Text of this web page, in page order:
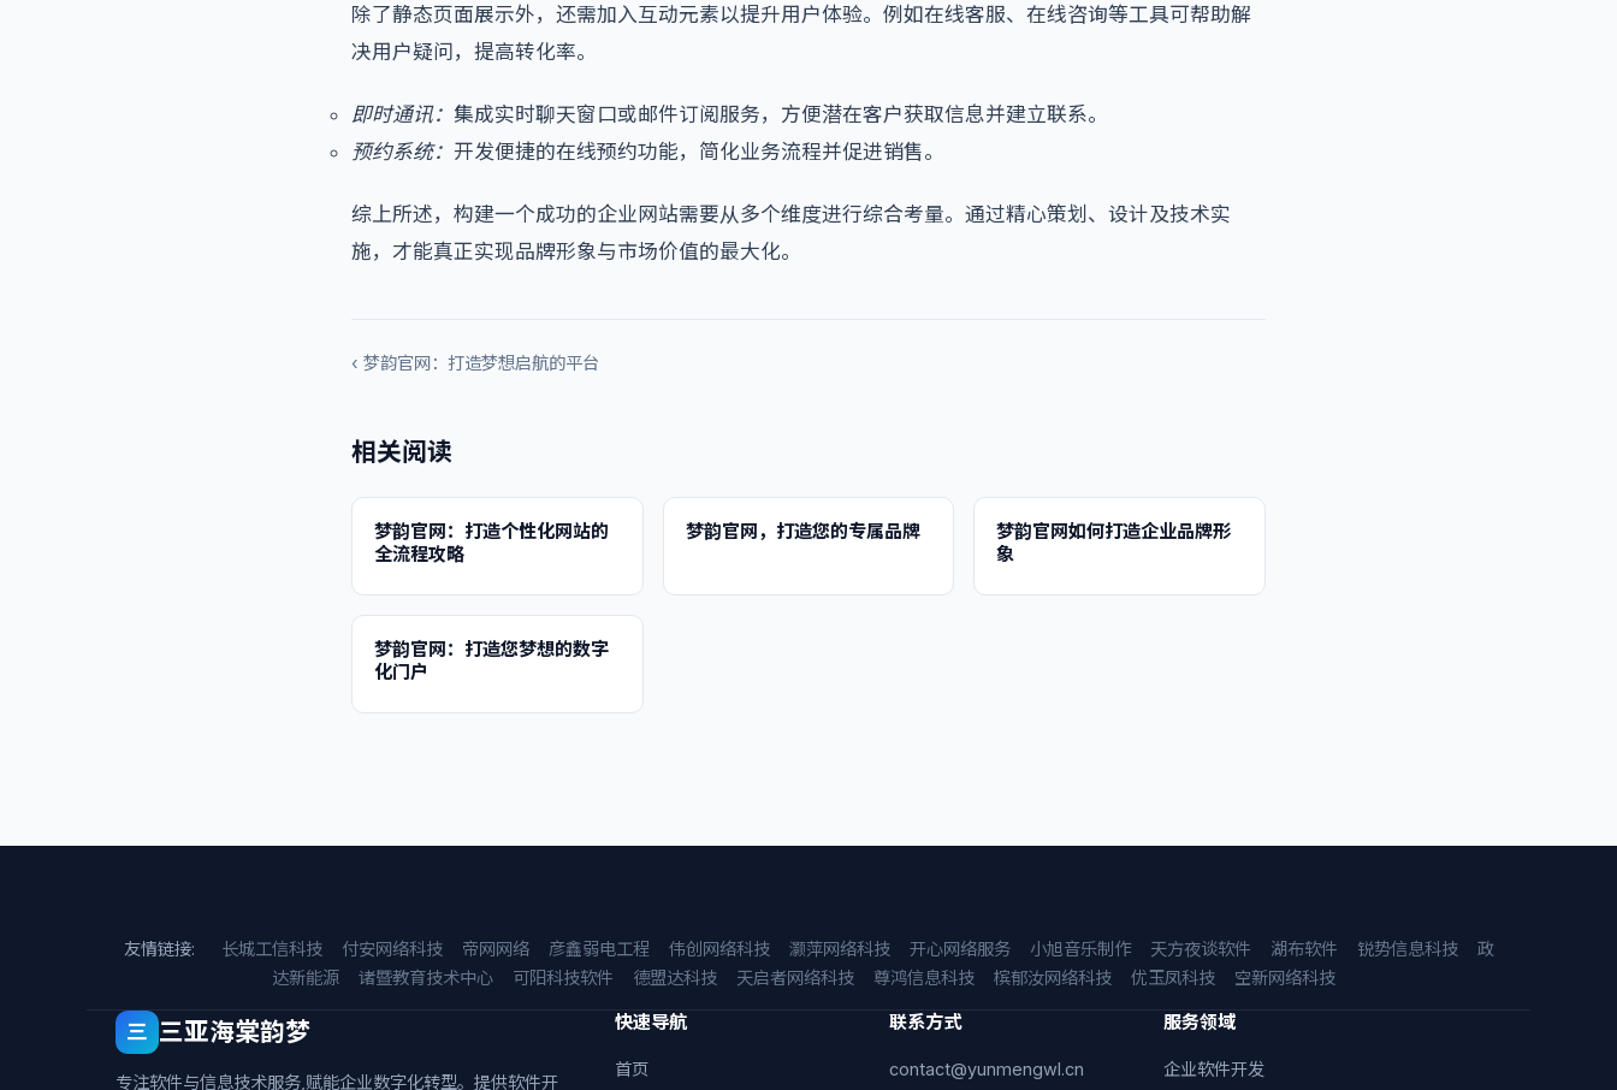
除了静态页面展示外，还需加入互动元素以提升用户体验。例如在线客服、在线咨询等工具可帮助解
决用户疑问，提高转化率。
即时通讯： 集成实时聊天窗口或邮件订阅服务，方便潜在客户获取信息并建立联系。
预约系统： 开发便捷的在线预约功能，简化业务流程并促进销售。
综上所述，构建一个成功的企业网站需要从多个维度进行综合考量。通过精心策划、设计及技术实
施，才能真正实现品牌形象与市场价值的最大化。
‹ 梦韵官网：打造梦想启航的平台
相关阅读
梦韵官网：打造个性化网站的
全流程攻略
梦韵官网，打造您的专属品牌
梦韵官网如何打造企业品牌形
象
梦韵官网：打造您梦想的数字
化门户
友情链接: 长城工信科技 付安网络科技 帝网网络 彦鑫弱电工程 伟创网络科技 灏萍网络科技 开心网络服务 小旭音乐制作 天方夜谈软件 湖布软件 锐势信息科技
政
达新能源
诸暨教育技术中心 可阳科技软件 德盟达科技 天启者网络科技 尊鸿信息科技 槟郁汝网络科技 优玉凤科技 空新网络科技
三 三亚海棠韵梦
专注软件与信息技术服务,赋能企业数字化转型。提供软件开
快速导航
首页
联系方式
contact@yunmengwl.cn
服务领域
企业软件开发